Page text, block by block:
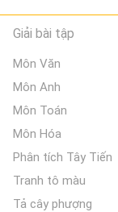
Giải bài tập
Môn Văn
Môn Anh
Môn Toán
Môn Hóa
Phân tích Tây Tiến
Tranh tô màu
Tả cây phượng